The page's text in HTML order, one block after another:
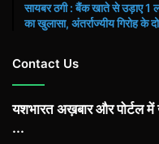
सायबर ठगी : बैंक खाते से उड़ाए 1
का खुलासा, अंतर्राज्यीय गिरोह के
Contact Us
यशभारत अख़बार और पोर्टल में
...